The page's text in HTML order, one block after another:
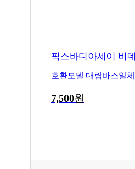
픽스바디아세이 비
7,500원